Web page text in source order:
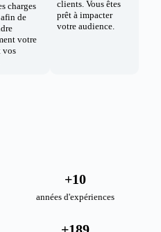
charges
de
votre
vos
clients. Vous êtes
prêt à impacter
votre audience.
années d'expériences
+10